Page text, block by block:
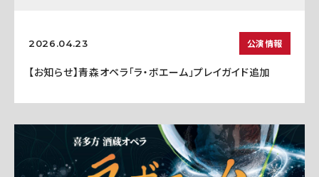
2026.04.23 公演情報
【お知らせ】青森オペラ「ラ・ボエーム」プレイガイド追加